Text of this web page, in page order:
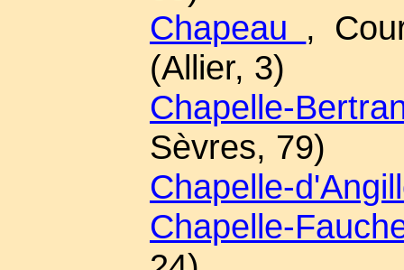
Chapeau ,
(Allier, 3)
Chapelle-
Sèvres, 79)
Chapelle-
Chapelle-